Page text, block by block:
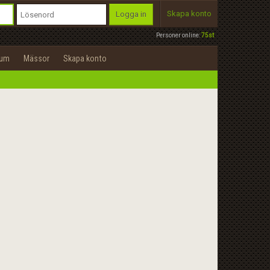
Personer online:75st
Logga in Skapa konto
Mässor Skapa konto